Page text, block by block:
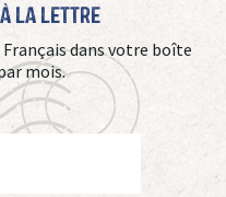
La Lettre
Français dans votre boîte
mois.